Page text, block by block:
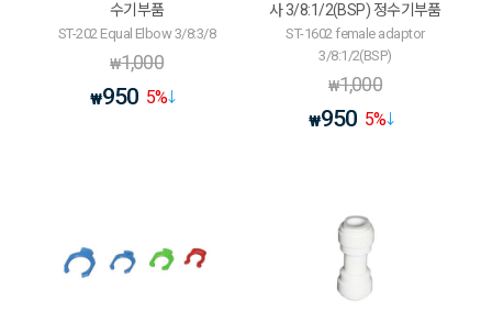
수기부품
ST-202 Equal Elbow 3/8:3/8
₩1,000
₩950 5%
사 3/8:1/2(BSP) 정수기부품
ST-1602 female adaptor
3/8:1/2(BSP)
₩1,000
₩950 5%